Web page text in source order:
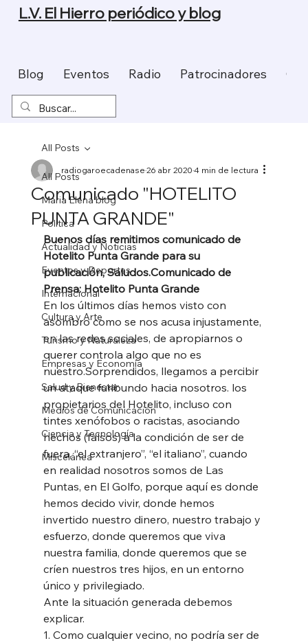
Blog Eventos Radio Patrocinadores
L.V. El Hierro periódico y blog
All Posts
Maria Elena blog
Política
Actualidad y Noticias
Eventos y Deportes
Internacional
Cultura y Arte
Turismo y Naturaleza
Empresas y Economía
Salud y Bienestar
Medios de Comunicación
Ciencia y Tecnología
Miscelánea
All Posts
Comunicado "HOTELITO
PUNTA GRANDE"
radiogaroecadenase26 abr 20204 min de lectura
Buenos días remitimos comunicado de
Hotelito Punta Grande para su
publicación, Saludos.Comunicado de
Prensa: Hotelito Punta Grande
En los últimos días hemos visto con
asombro como se nos acusa injustamente,
en las redes sociales, de apropiarnos o
querer controla algo que no es
nuestro.Sorprendidos, llegamos a percibir
un ataque furibundo hacia nosotros. los
propietarios del Hotelito, incluso con
tintes xenófobos o racistas, asociando
hechos (falsos) a la condición de ser de
fuera, “el extranjero”, “el italiano”, cuando
en realidad nosotros somos de Las
Puntas, en El Golfo, porque aquí es donde
hemos decido vivir, donde hemos
invertido nuestro dinero, nuestro trabajo y
esfuerzo, donde queremos que viva
nuestra familia, donde queremos que se
críen nuestros tres hijos, en un entorno
único y privilegiado.
Ante la situación generada debemos
explicar.
1. Como cualquier vecino, no podría ser de